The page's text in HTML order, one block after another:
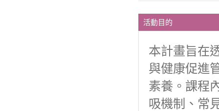
活動目的
本計畫旨在
與健康促進
素養。課程
吸機制、常